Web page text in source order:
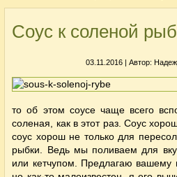
Соус к соленой
03.11.2016 | Автор:
то об этом соусе чаще всего
соленая, как в этот раз. Соус
соус хорош не только для
рыбки.
Ведь мы поливаем для
или кетчупом. Предлагаю вашему